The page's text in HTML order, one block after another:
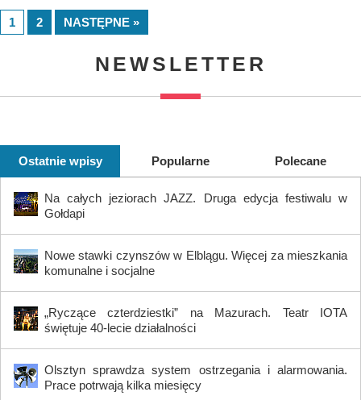
1 2 NASTĘPNE »
NEWSLETTER
Ostatnie wpisy Popularne Polecane
Na całych jeziorach JAZZ. Druga edycja festiwalu w
Gołdapi
Nowe stawki czynszów w Elblągu. Więcej za mieszkania
komunalne i socjalne
„Ryczące czterdziestki” na Mazurach. Teatr IOTA
świętuje 40-lecie działalności
Olsztyn sprawdza system ostrzegania i alarmowania.
Prace potrwają kilka miesięcy